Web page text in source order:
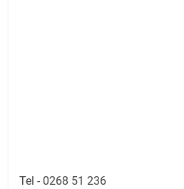
Tel - 0268 51 236